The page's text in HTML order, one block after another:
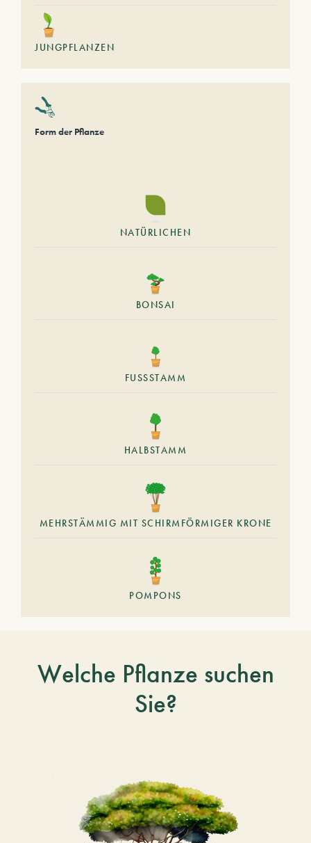
JUNGPFLANZEN
Form der Pflanze
NATÜRLICHEN
BONSAI
FUSSSTAMM
HALBSTAMM
MEHRSTÄMMIG MIT SCHIRMFÖRMIGER KRONE
POMPONS
Welche Pflanze suchen
Sie?